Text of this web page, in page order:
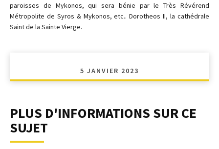
paroisses de Mykonos, qui sera bénie par le Très Révérend
Métropolite de Syros & Mykonos, etc.. Dorotheos II, la cathédrale
Saint de la Sainte Vierge.
5 JANVIER 2023
PLUS D'INFORMATIONS SUR CE
SUJET